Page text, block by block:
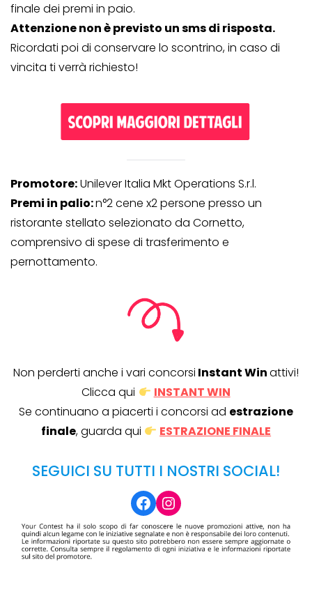
finale dei premi in paio.
Attenzione non è previsto un sms di risposta.
Ricordati poi di conservare lo scontrino, in caso di
vincita ti verrà richiesto!
Promotore:Unilever Italia Mkt Operations S.r.l.
Premi in palio:n°2 cene x2 persone presso un
ristorante stellato selezionato da Cornetto,
comprensivo di spese di trasferimento e
pernottamento.
Non perderti anche i vari concorsi Instant Winattivi!
Clicca qui
INSTANT WIN
Se continuano a piacerti i concorsi ad estrazione
finale, guarda qui ESTRAZIONE FINALE
SEGUICI SU TUTTI I NOSTRI SOCIAL!
Facebook
Instagram